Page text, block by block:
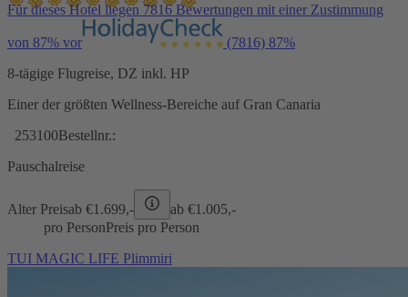
Für dieses Hotel liegen 7816 Bewertungen mit einer Zustimmung
von 87% vor (7816) 87%
8-tägige Flugreise, DZ inkl. HP
Einer der größten Wellness-Bereiche auf Gran Canaria
253100Bestellnr.:
Pauschalreise
Alter Preisab €1.699,- ab €1.005,-
pro PersonPreis pro Person
TUI MAGIC LIFE Plimmiri